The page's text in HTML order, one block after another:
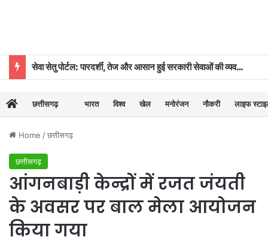
सेवा सेतु पोर्टल: पारदर्शी, तेज और आसान हुई सरकारी सेवाओं की व्यवस्था
छत्तीसगढ़ भारत विश्व खेल मनोरंजन नौकरी लाइफ
Home /छत्तीसगढ़
छत्तीसगढ़
आंगनबाड़ी केन्द्रों में रजत जंयती
के अवसर पर बाल मेला आयोजन
किया गया